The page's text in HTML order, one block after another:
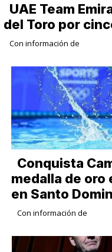
UAE Team
del Toro por
Con información de
Conquista
medalla de
en Santo
Con información de